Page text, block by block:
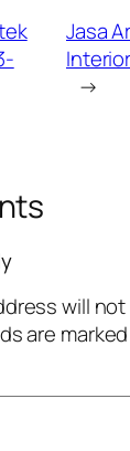
Jasa
→
will
are